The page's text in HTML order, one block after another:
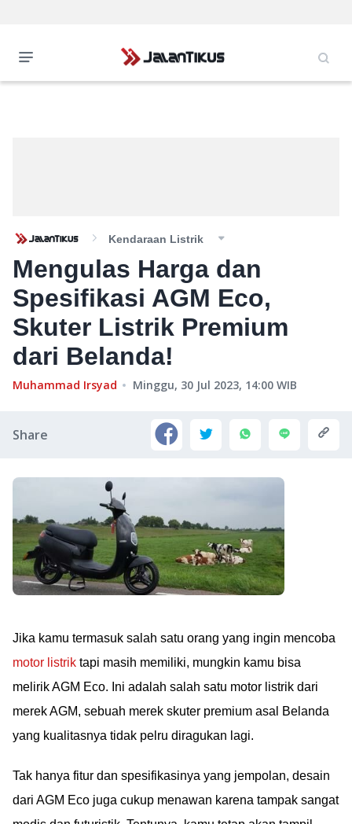
Kendaraan Listrik
Mengulas Harga dan
Spesifikasi AGM Eco,
Skuter Listrik Premium
dari Belanda!
Muhammad Irsyad Minggu, 30 Jul 2023, 14:00 WIB
Share
Jika kamu termasuk salah satu orang yang ingin mencoba
motor listrik tapi masih memiliki, mungkin kamu bisa
melirik AGM Eco. Ini adalah salah satu motor listrik dari
merek AGM, sebuah merek skuter premium asal Belanda
yang kualitasnya tidak pelru diragukan lagi.
Tak hanya fitur dan spesifikasinya yang jempolan, desain
dari AGM Eco juga cukup menawan karena tampak sangat